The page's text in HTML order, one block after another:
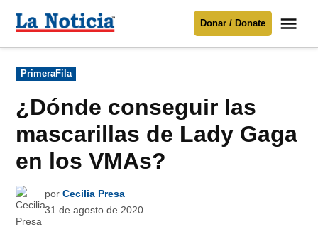
Para mantenerte informado necesitamos
Donar
contenido
Noticia
Donar / Donate
Publicado
en
PrimeraFila
¿Dónde conseguir las
mascarillas de Lady Gaga
en los VMAs?
por Cecilia Presa
31 de agosto de 2020